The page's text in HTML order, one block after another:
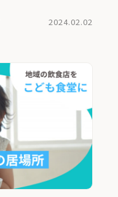
2024.02.02